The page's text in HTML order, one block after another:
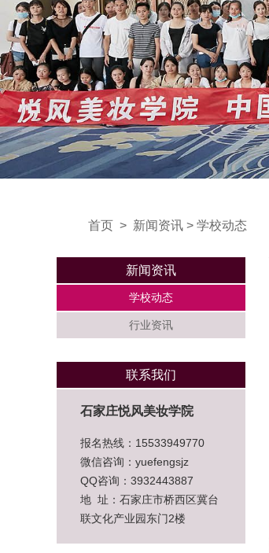
首页 > 新闻资讯 > 学校动态
新闻资讯
学校动态
行业资讯
联系我们
石家庄悦风美妆学院
报名热线：15533949770
微信咨询：yuefengsjz
QQ咨询：3932443887
地 址：石家庄市桥西区冀台
联文化产业园东门2楼